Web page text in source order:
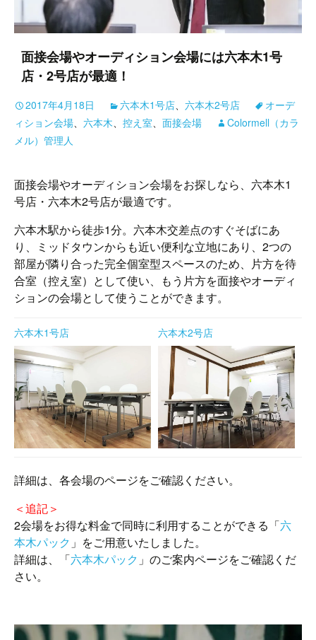
面接会場やオーディション会場には六本木1号
店・2号店が最適！
2017年4月18日 六本木1号店 六本木2号店
オーデ
ィション会場
六本木 控え室 面接会場
Colormell（カラ
メル）管理人
面接会場やオーディション会場をお探しなら、六本木1
号店・六本木2号店が最適です。
六本木駅から徒歩1分。六本木交差点のすぐそばにあ
り、ミッドタウンからも近い便利な立地にあり、2つの
部屋が隣り合った完全個室型スペースのため、片方を待
合室（控え室）として使い、もう片方を面接やオーディ
ションの会場として使うことができます。
六本木1号店 六本木2号店
詳細は、各会場のページをご確認ください。
＜追記＞
2会場をお得な料金で同時に利用することができる「六
本木パック 」をご用意いたしました。
詳細は、「六本木パック 」のご案内ページをご確認くだ
さい。